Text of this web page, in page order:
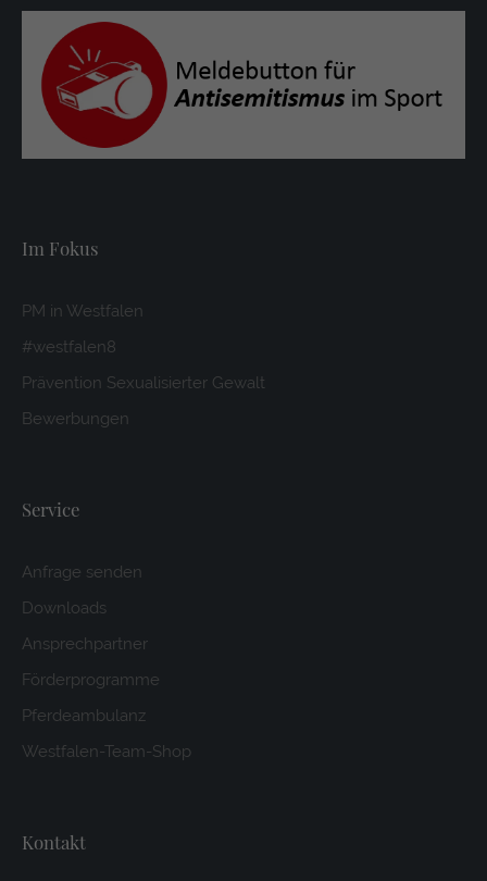
Im Fokus
PM in Westfalen
#westfalen8
Prävention Sexualisierter Gewalt
Bewerbungen
Service
Anfrage senden
Downloads
Ansprechpartner
Förderprogramme
Pferdeambulanz
Westfalen-Team-Shop
Kontakt